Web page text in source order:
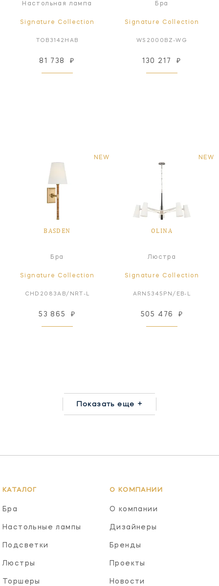
Настольная лампа
Signature Collection
TOB3142HAB
81 738 ₽
Бра
Signature Collection
WS2000BZ-WG
130 217 ₽
NEW
BASDEN
Бра
Signature Collection
CHD2083AB/NRT-L
53 865 ₽
NEW
OLINA
Люстра
Signature Collection
ARN5345PN/EB-L
505 476 ₽
Показать еще +
КАТАЛОГ
Бра
Настольные лампы
Подсветки
Люстры
Торшеры
О КОМПАНИИ
О компании
Дизайнеры
Бренды
Проекты
Новости